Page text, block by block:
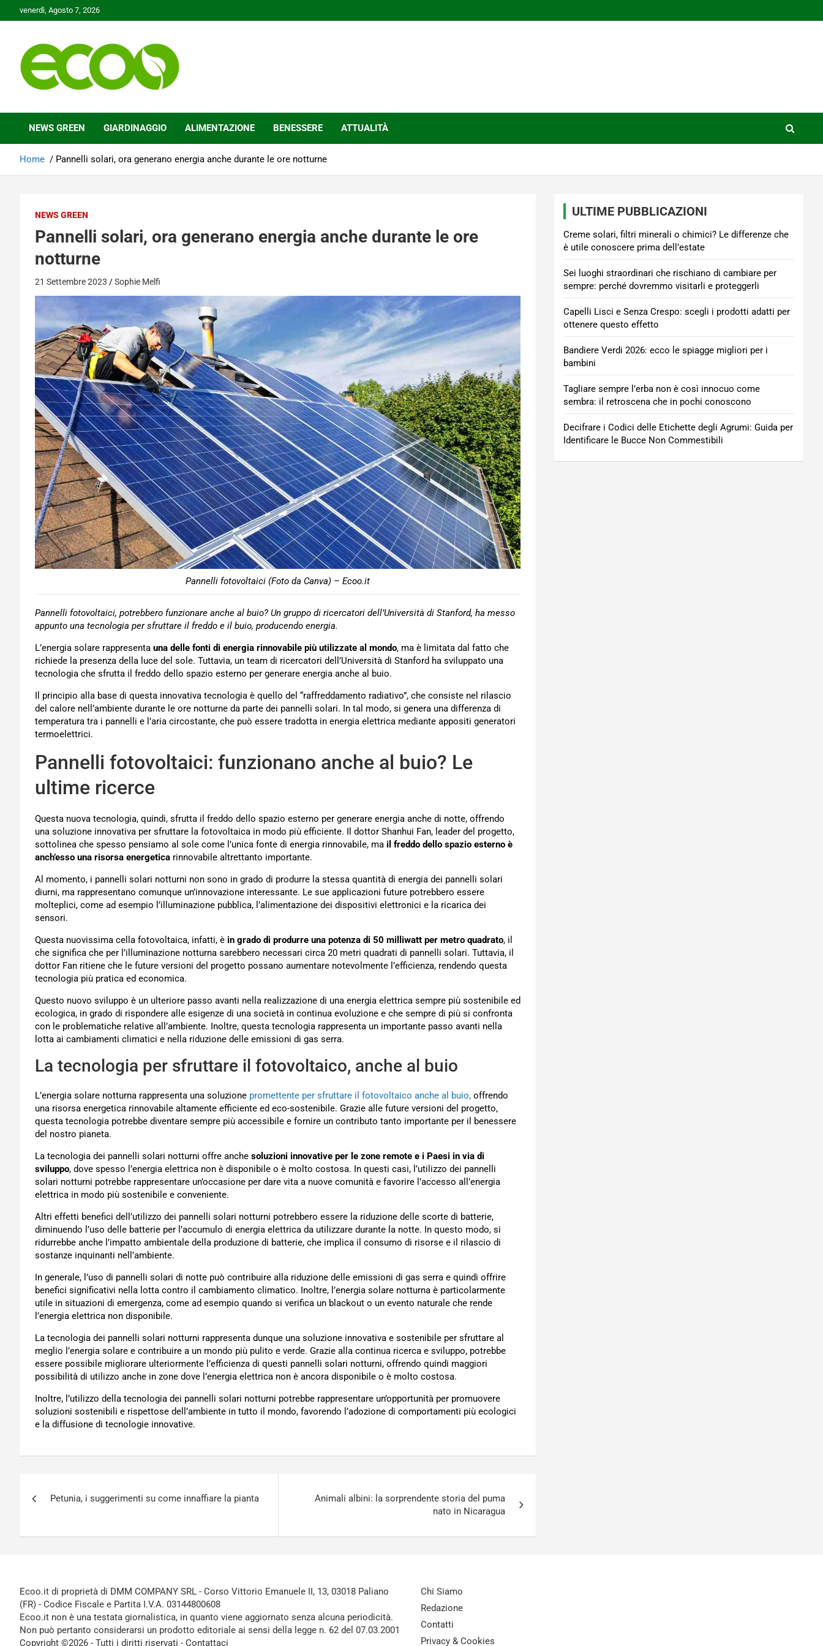
to
venerdì, Agosto 7, 2026
Ecoo.it
NEWS GREEN GIARDINAGGIO ALIMENTAZIONE BENESSERE ATTUALITÀ
Home Pannelli solari, ora generano energia anche durante le ore notturne
NEWS GREEN
Pannelli solari, ora generano energia anche durante le ore
notturne
21 Settembre 2023 Sophie Melfi
Pannelli fotovoltaici (Foto da Canva) – Ecoo.it
Pannelli fotovoltaici, potrebbero funzionare anche al buio? Un gruppo di ricercatori dell’Università di Stanford, ha messo
appunto una tecnologia per sfruttare il freddo e il buio, producendo energia.
L’energia solare rappresenta una delle fonti di energia rinnovabile più utilizzate al mondo, ma è limitata dal fatto che
richiede la presenza della luce del sole. Tuttavia, un team di ricercatori dell’Università di Stanford ha sviluppato una
tecnologia che sfrutta il freddo dello spazio esterno per generare energia anche al buio.
Il principio alla base di questa innovativa tecnologia è quello del “raffreddamento radiativo”, che consiste nel rilascio
del calore nell’ambiente durante le ore notturne da parte dei pannelli solari. In tal modo, si genera una differenza di
temperatura tra i pannelli e l’aria circostante, che può essere tradotta in energia elettrica mediante appositi generatori
termoelettrici.
Pannelli fotovoltaici: funzionano anche al buio? Le
ultime ricerce
Questa nuova tecnologia, quindi, sfrutta il freddo dello spazio esterno per generare energia anche di notte, offrendo
una soluzione innovativa per sfruttare la fotovoltaica in modo più efficiente. Il dottor Shanhui Fan, leader del progetto,
sottolinea che spesso pensiamo al sole come l’unica fonte di energia rinnovabile, ma il freddo dello spazio esterno è
anch’esso una risorsa energetica rinnovabile altrettanto importante.
Al momento, i pannelli solari notturni non sono in grado di produrre la stessa quantità di energia dei pannelli solari
diurni, ma rappresentano comunque un’innovazione interessante. Le sue applicazioni future potrebbero essere
molteplici, come ad esempio l’illuminazione pubblica, l’alimentazione dei dispositivi elettronici e la ricarica dei
sensori.
Questa nuovissima cella fotovoltaica, infatti, è in grado di produrre una potenza di 50 milliwatt per metro quadrato, il
che significa che per l’illuminazione notturna sarebbero necessari circa 20 metri quadrati di pannelli solari. Tuttavia, il
dottor Fan ritiene che le future versioni del progetto possano aumentare notevolmente l’efficienza, rendendo questa
tecnologia più pratica ed economica.
Questo nuovo sviluppo è un ulteriore passo avanti nella realizzazione di una energia elettrica sempre più sostenibile ed
ecologica, in grado di rispondere alle esigenze di una società in continua evoluzione e che sempre di più si confronta
con le problematiche relative all’ambiente. Inoltre, questa tecnologia rappresenta un importante passo avanti nella
lotta ai cambiamenti climatici e nella riduzione delle emissioni di gas serra.
La tecnologia per sfruttare il fotovoltaico, anche al buio
L’energia solare notturna rappresenta una soluzione promettente per sfruttare il fotovoltaico anche al buio, offrendo
una risorsa energetica rinnovabile altamente efficiente ed eco-sostenibile. Grazie alle future versioni del progetto,
questa tecnologia potrebbe diventare sempre più accessibile e fornire un contributo tanto importante per il benessere
del nostro pianeta.
La tecnologia dei pannelli solari notturni offre anche soluzioni innovative per le zone remote e i Paesi in via di
sviluppo, dove spesso l’energia elettrica non è disponibile o è molto costosa. In questi casi, l’utilizzo dei pannelli
solari notturni potrebbe rappresentare un’occasione per dare vita a nuove comunità e favorire l’accesso all’energia
elettrica in modo più sostenibile e conveniente.
Altri effetti benefici dell’utilizzo dei pannelli solari notturni potrebbero essere la riduzione delle scorte di batterie,
diminuendo l’uso delle batterie per l’accumulo di energia elettrica da utilizzare durante la notte. In questo modo, si
ridurrebbe anche l’impatto ambientale della produzione di batterie, che implica il consumo di risorse e il rilascio di
sostanze inquinanti nell’ambiente.
In generale, l’uso di pannelli solari di notte può contribuire alla riduzione delle emissioni di gas serra e quindi offrire
benefici significativi nella lotta contro il cambiamento climatico. Inoltre, l’energia solare notturna è particolarmente
utile in situazioni di emergenza, come ad esempio quando si verifica un blackout o un evento naturale che rende
l’energia elettrica non disponibile.
La tecnologia dei pannelli solari notturni rappresenta dunque una soluzione innovativa e sostenibile per sfruttare al
meglio l’energia solare e contribuire a un mondo più pulito e verde. Grazie alla continua ricerca e sviluppo, potrebbe
essere possibile migliorare ulteriormente l’efficienza di questi pannelli solari notturni, offrendo quindi maggiori
possibilità di utilizzo anche in zone dove l’energia elettrica non è ancora disponibile o è molto costosa.
Inoltre, l’utilizzo della tecnologia dei pannelli solari notturni potrebbe rappresentare un’opportunità per promuovere
soluzioni sostenibili e rispettose dell’ambiente in tutto il mondo, favorendo l’adozione di comportamenti più ecologici
e la diffusione di tecnologie innovative.
Petunia, i suggerimenti su come innaffiare la pianta
Animali albini: la sorprendente storia del puma
nato in Nicaragua
ULTIME PUBBLICAZIONI
Creme solari, filtri minerali o chimici? Le differenze che
è utile conoscere prima dell’estate
Sei luoghi straordinari che rischiano di cambiare per
sempre: perché dovremmo visitarli e proteggerli
Capelli Lisci e Senza Crespo: scegli i prodotti adatti per
ottenere questo effetto
Bandiere Verdi 2026: ecco le spiagge migliori per i
bambini
Tagliare sempre l’erba non è così innocuo come
sembra: il retroscena che in pochi conoscono
Decifrare i Codici delle Etichette degli Agrumi: Guida per
Identificare le Bucce Non Commestibili
Ecoo.it di proprietà di DMM COMPANY SRL - Corso Vittorio Emanuele II, 13, 03018 Paliano
(FR) - Codice Fiscale e Partita I.V.A. 03144800608
Ecoo.it non è una testata giornalistica, in quanto viene aggiornato senza alcuna periodicità.
Non può pertanto considerarsi un prodotto editoriale ai sensi della legge n. 62 del 07.03.2001
Copyright ©2026 - Tutti i diritti riservati - Contattaci
Chi Siamo
Redazione
Contatti
Privacy & Cookies